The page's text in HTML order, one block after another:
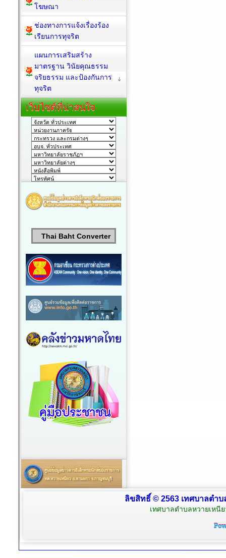
โฆษณา
ช่องทางการแจ้งเรื่องร้อง
เรียนการทุจริต
แผนการเสริมสร้าง
มาตรฐาน วินัยคุณธรรม
จริยธรรม และป้องกันการ
ทุจริต
เว็บไซต์ที่น่าสนใจ
Thai Baht Converter
ลิขสิทธิ์ © 2563 เทศบาลตำ
เทศบาลตำบลหวายเหนี